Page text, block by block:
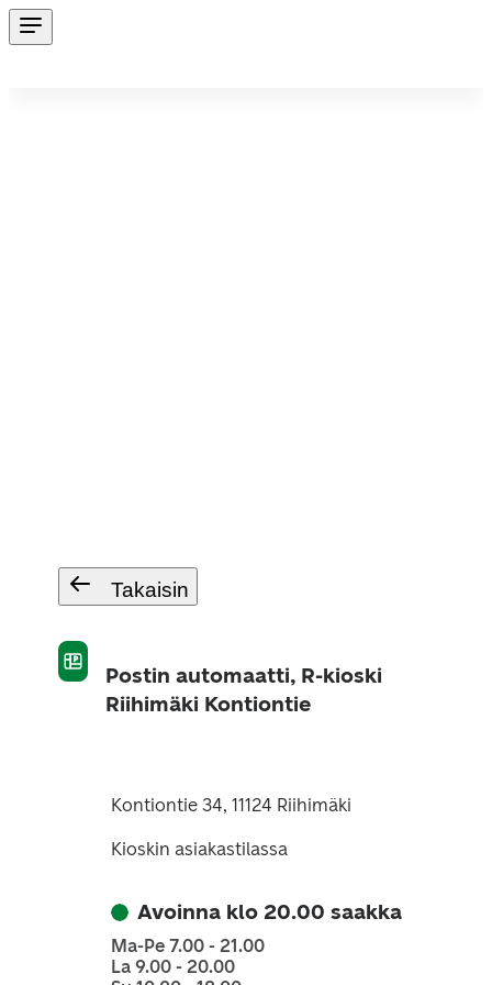
Takaisin
Postin automaatti, R-kioski
Riihimäki Kontiontie
Kontiontie 34, 11124 Riihimäki
Kioskin asiakastilassa
Avoinna klo 20.00 saakka
Ma-Pe 7.00 - 21.00
La 9.00 - 20.00